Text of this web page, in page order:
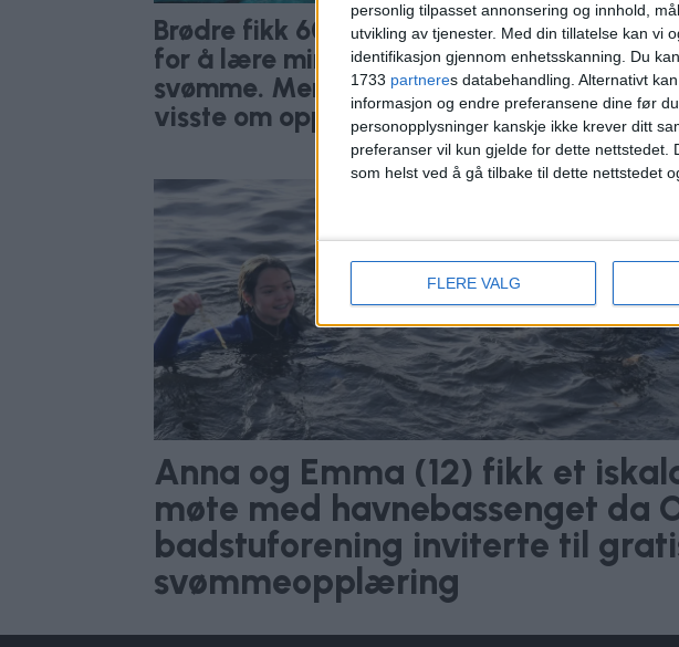
personlig tilpasset annonsering og innhold,
utvikling av tjenester. Med din tillatelse kan vi
identifikasjon gjennom enhetsskanning. Du
1733 partneres databehandling. Alternativt
informasjon og endre preferansene dine før
personopplysninger kanskje ikke krever ditt
preferanser vil kun gjelde for dette
som helst ved å gå tilbake til dette nettstedet
FLERE VALG
Brødre fikk 600.000 kroner
for å lære minoritetsbarn å
svømme. Men ingen osloskoler
visste om opplæringen
Anna og Emma (12) fikk et
møte med havnebassenget da
badstuforening inviterte til
svømmeopplæring